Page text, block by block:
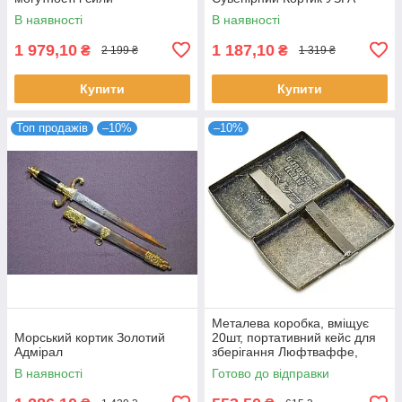
В наявності
1 979,10 ₴ 2 199 ₴
Купити
В наявності
1 187,10 ₴ 1 319 ₴
Купити
Топ продажів –10%
Морський кортик Золотий
Адмірал
В наявності
–10%
Металева коробка, вміщує
20шт, портативний кейс для
зберігання Люфтваффе,
чоловічий футляр
Готово до відправки